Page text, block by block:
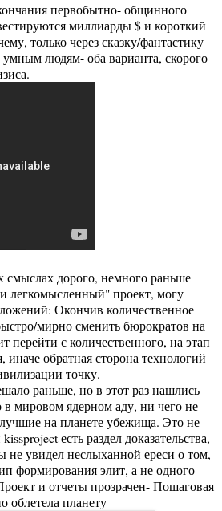
первобытно- общинного
миллиарды $ и короткий
только через сказку/фантастику
людям- оба варианта, скорого
смыслах дорого, немного раньше
легкомысленный" проект, могу
Окончив количественное
мирно сменить бюрократов на
перейти с количественного, на этап
иначе обратная сторона технологий
точку.
раньше, но в этот раз нашлись
мировом ядерном аду, ни чего не
на планете убежища. Это не
есть раздел доказательства,
не увидел неслыханной ереси о том,
формирования элит, а не одного
и отчеты прозрачен- Пошаговая
облетела планету